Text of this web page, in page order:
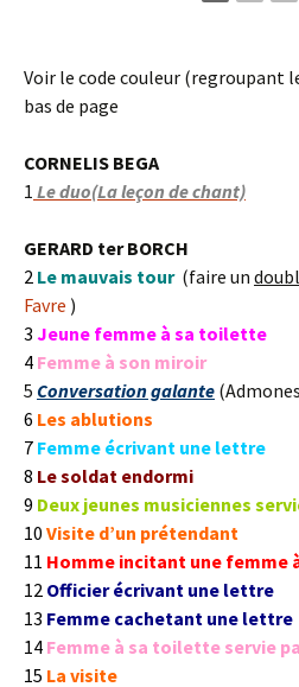
Voir le code couleur (regroupant
bas de page
CORNELIS BEGA
1 Le duo(La leçon de chant)
GERARD ter BORCH
2 Le mauvais tour(faire un
Favre )
3 Jeune femme à sa toilette
4 Femme à son miroir
5 Conversation galante
6 Les ablutions
7 Femme écrivant une lettre
8 Le soldat endormi
9 Deux jeunes musiciennes
10 Visite d’un prétendant
11 Homme incitant une femme
12 Officier écrivant une lettre
13 Femme cachetant une lettre
14 Femme à sa toilette servie
15 La visite